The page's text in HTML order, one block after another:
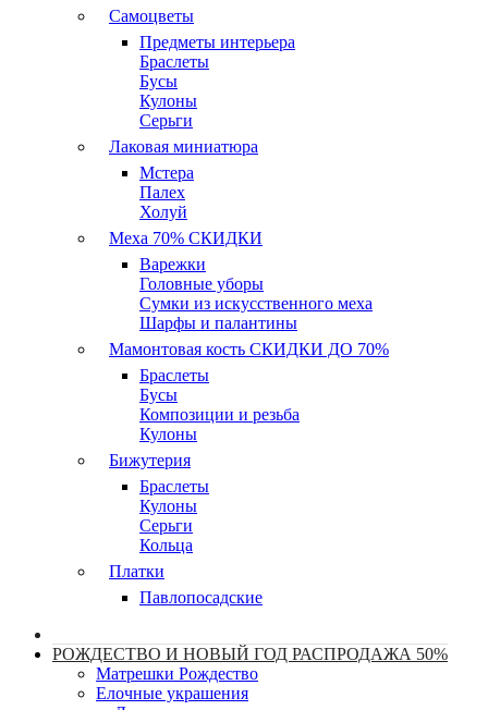
Самоцветы
Предметы интерьера
Браслеты
Бусы
Кулоны
Серьги
Лаковая миниатюра
Мстера
Палех
Холуй
Меха 70% СКИДКИ
Варежки
Головные уборы
Сумки из искусственного меха
Шарфы и палантины
Мамонтовая кость СКИДКИ ДО 70%
Браслеты
Бусы
Композиции и резьба
Кулоны
Бижутерия
Браслеты
Кулоны
Серьги
Кольца
Платки
Павлопосадские
РОЖДЕСТВО И НОВЫЙ ГОД РАСПРОДАЖА 50%
Матрешки Рождество
Елочные украшения